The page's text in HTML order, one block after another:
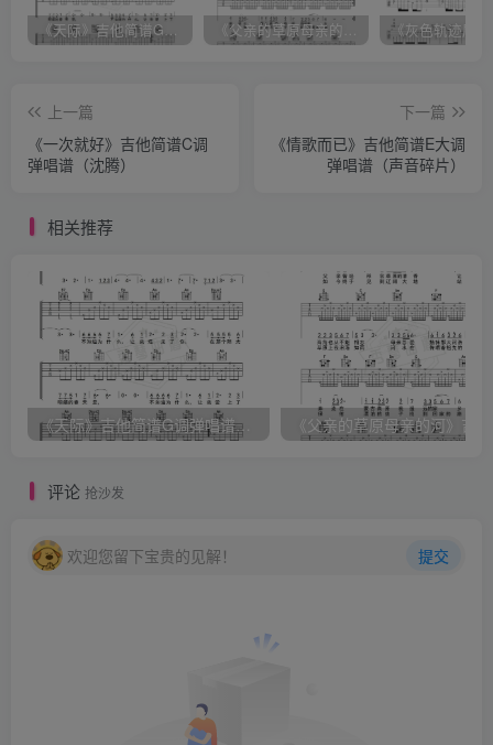
《天际》吉他简谱G调弹唱谱（姜玉阳） 《父亲的草原母亲的河》吉他简谱C调弹唱谱（腾格尔）
上一篇
《一次就好》吉他简谱C调
弹唱谱（沈腾）
下一篇
《情歌而已》吉他简谱E大调
弹唱谱（声音碎片）
相关推荐
《天际》吉他简谱G调弹唱谱（姜玉阳）
评论 抢沙发
欢迎您留下宝贵的见解！ 提交